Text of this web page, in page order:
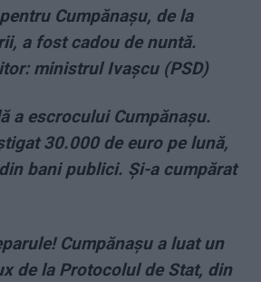
Cumpănașu, de la
a fost cadou de nuntă.
ministrul Ivașcu (PSD)
a escrocului Cumpănașu.
30.000 de euro pe lună,
bani publici. Și-a cumpărat
Cumpănașu a luat un
de la Protocolul de Stat, din